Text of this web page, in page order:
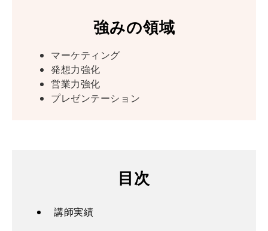
強みの領域
マーケティング
発想力強化
営業力強化
プレゼンテーション
目次
講師実績